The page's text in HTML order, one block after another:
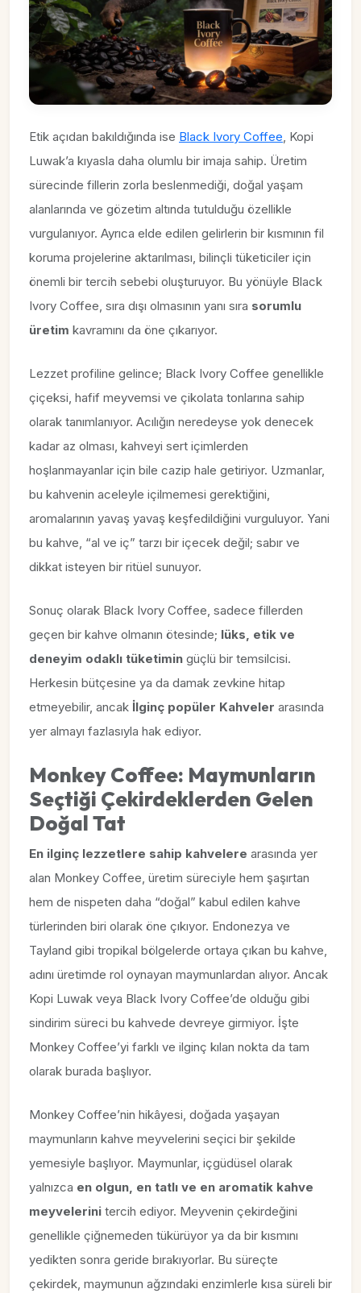
Etik açıdan bakıldığında ise Black Ivory Coffee, Kopi
Luwak’a kıyasla daha olumlu bir imaja sahip. Üretim
sürecinde fillerin zorla beslenmediği, doğal yaşam
alanlarında ve gözetim altında tutulduğu özellikle
vurgulanıyor. Ayrıca elde edilen gelirlerin bir kısmının fil
koruma projelerine aktarılması, bilinçli tüketiciler için
önemli bir tercih sebebi oluşturuyor. Bu yönüyle Black
Ivory Coffee, sıra dışı olmasının yanı sıra sorumlu
üretim kavramını da öne çıkarıyor.
Lezzet profiline gelince; Black Ivory Coffee genellikle
çiçeksi, hafif meyvemsi ve çikolata tonlarına sahip
olarak tanımlanıyor. Acılığın neredeyse yok denecek
kadar az olması, kahveyi sert içimlerden
hoşlanmayanlar için bile cazip hale getiriyor. Uzmanlar,
bu kahvenin aceleyle içilmemesi gerektiğini,
aromalarının yavaş yavaş keşfedildiğini vurguluyor. Yani
bu kahve, “al ve iç” tarzı bir içecek değil; sabır ve
dikkat isteyen bir ritüel sunuyor.
Sonuç olarak Black Ivory Coffee, sadece fillerden
geçen bir kahve olmanın ötesinde; lüks, etik ve
deneyim odaklı tüketimin güçlü bir temsilcisi.
Herkesin bütçesine ya da damak zevkine hitap
etmeyebilir, ancak İlginç popüler Kahveler arasında
yer almayı fazlasıyla hak ediyor.
Monkey Coffee: Maymunların
Seçtiği Çekirdeklerden Gelen
Doğal Tat
En ilginç lezzetlere sahip kahvelere arasında yer
alan Monkey Coffee, üretim süreciyle hem şaşırtan
hem de nispeten daha “doğal” kabul edilen kahve
türlerinden biri olarak öne çıkıyor. Endonezya ve
Tayland gibi tropikal bölgelerde ortaya çıkan bu kahve,
adını üretimde rol oynayan maymunlardan alıyor. Ancak
Kopi Luwak veya Black Ivory Coffee’de olduğu gibi
sindirim süreci bu kahvede devreye girmiyor. İşte
Monkey Coffee’yi farklı ve ilginç kılan nokta da tam
olarak burada başlıyor.
Monkey Coffee’nin hikâyesi, doğada yaşayan
maymunların kahve meyvelerini seçici bir şekilde
yemesiyle başlıyor. Maymunlar, içgüdüsel olarak
yalnızca en olgun, en tatlı ve en aromatik kahve
meyvelerini tercih ediyor. Meyvenin çekirdeğini
genellikle çiğnemeden tükürüyor ya da bir kısmını
yedikten sonra geride bırakıyorlar. Bu süreçte
çekirdek, maymunun ağzındaki enzimlerle kısa süreli bir